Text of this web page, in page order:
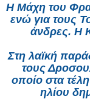
Η Μάχη του
ενώ για τους
άνδρες. Η
Στη λαϊκή
τους
οποίο στα
ηλίου